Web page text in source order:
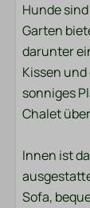
In der
Ruhige
Hunde
Garten
darunter
Kissen
sonniges
Chalet
Innen ist
Sofa,